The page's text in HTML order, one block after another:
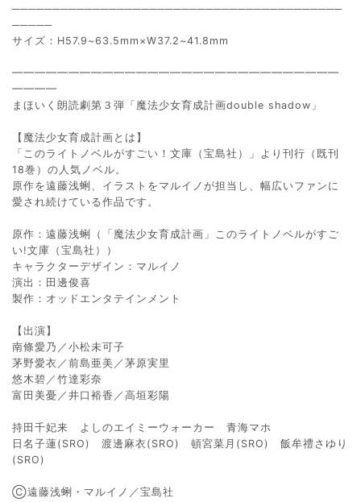
─────────────────────────────────────────
─────
サイズ：H57.9~63.5mm×W37.2~41.8mm
━━━━━━━━━━━━━━━━━━━━━━━━━━━━━
━━━━
まほいく朗読劇第３弾「魔法少女育成計画double shadow」
【魔法少女育成計画とは】
「このライトノベルがすごい！文庫（宝島社）」より刊行（既刊
18巻）の人気ノベル。
原作を遠藤浅蜊、イラストをマルイノが担当し、幅広いファンに
愛され続けている作品です。
原作：遠藤浅蜊（「魔法少女育成計画」このライトノベルがすご
い!文庫（宝島社））
キャラクターデザイン：マルイノ
演出：田邊俊喜
製作：オッドエンタテインメント
【出演】
南條愛乃／小松未可子
茅野愛衣／前島亜美／茅原実里
悠木碧／竹達彩奈
富田美憂／井口裕香／高垣彩陽
持田千妃来 よしのエイミーウォーカー 青海マホ
日名子蓮(SRO) 渡邊麻衣(SRO) 頓宮菜月(SRO) 飯牟禮さゆり
(SRO)
Ⓒ遠藤浅蜊・マルイノ／宝島社